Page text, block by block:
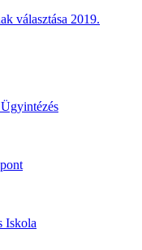
választása 2019.
Iskola